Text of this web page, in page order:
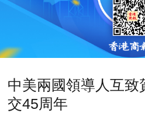
中美兩國領導人互致
交45周年